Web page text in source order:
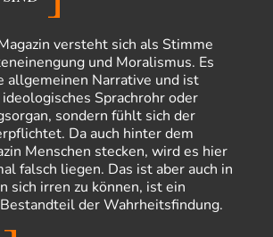
zu:
Chef und Du wirst exkludiert. Ein typischer
wie Herr Erdmann…
11 Stunden zu:
scheiterte
die geistige ,die seelische und die physische.
zu:
Zweig des Transhumanismus
so widerlich. ekelhaft, grausam. wahrscheinlich
mehr,…
versteht sich als Stimme
und Moralismus. Es
allgemeinen Narrative und ist
Sprachrohr oder
sondern fühlt sich der
Da auch hinter dem
Menschen stecken, wird es hier
falsch liegen. Das ist aber auch in
sich irren zu können, ist ein
der Wahrheitsfindung.